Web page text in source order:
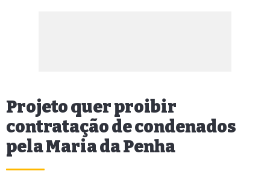
Projeto quer proibir
contratação de condenados
pela Maria da Penha